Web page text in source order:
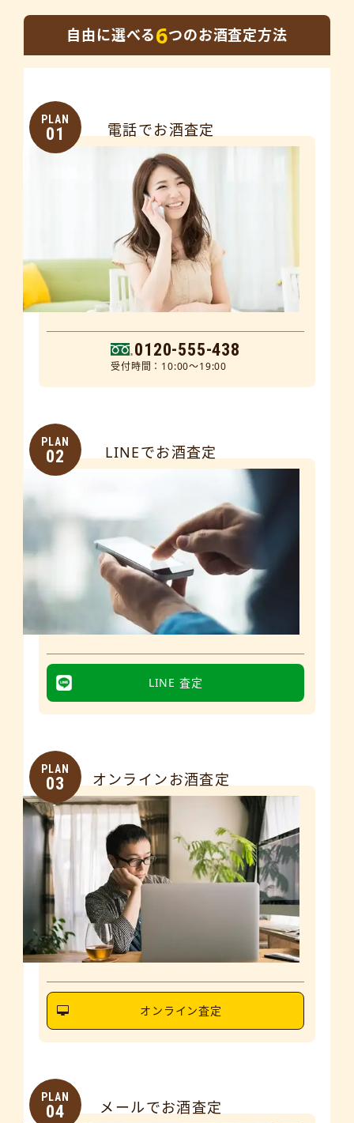
自由に選べる6つのお酒査定方法
PLAN
01 電話でお酒査定
0120-555-438
受付時間：10:00～19:00
PLAN
02 LINEでお酒査定
LINE 査定
PLAN
03 オンラインお酒査定
オンライン査定
PLAN
04 メールでお酒査定